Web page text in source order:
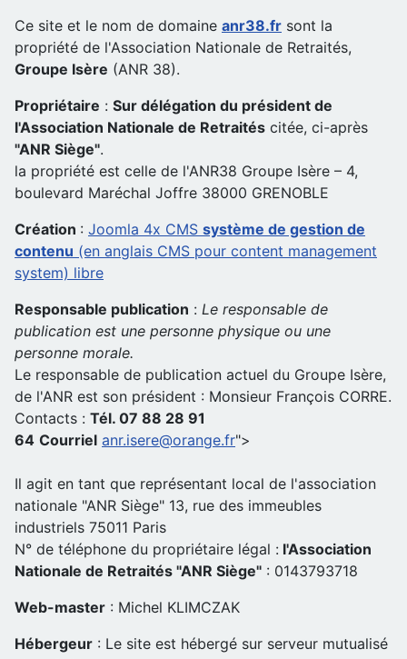
Ce site et le nom de domaine anr38.fr sont la
propriété de l'Association Nationale de Retraités,
Groupe Isère (ANR 38).
Propriétaire : Sur délégation du président de
l'Association Nationale de Retraités citée, ci-après
"ANR Siège".
la propriété est celle de l'ANR38 Groupe Isère – 4,
boulevard Maréchal Joffre 38000 GRENOBLE
Création : Joomla 4x CMS système de gestion de
contenu (en anglais CMS pour content management
system) libre
Responsable publication : Le responsable de
publication est une personne physique ou une
personne morale.
Le responsable de publication actuel du Groupe Isère,
de l'ANR est son président : Monsieur François CORRE.
Contacts : Tél. 07 88 28 91
64 Courriel anr.isere@orange.fr">
Il agit en tant que représentant local de l'association
nationale "ANR Siège" 13, rue des immeubles
industriels 75011 Paris
N° de téléphone du propriétaire légal : l'Association
Nationale de Retraités "ANR Siège" : 0143793718
Web-master : Michel KLIMCZAK
Hébergeur : Le site est hébergé sur serveur mutualisé